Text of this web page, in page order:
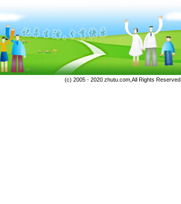
(c) 2005 - 2020 zhutu.com,All Rights Reserved